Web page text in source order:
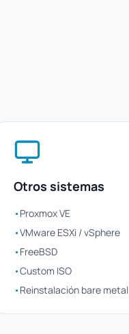
Otros sistemas
•Proxmox VE
•VMware ESXi / vSphere
•FreeBSD
•Custom ISO
•Reinstalación bare metal